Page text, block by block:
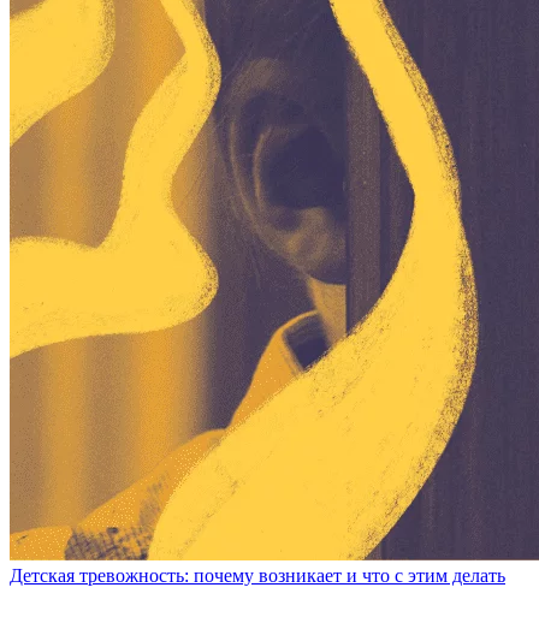
Детская тревожность: почему возникает и что с этим делать